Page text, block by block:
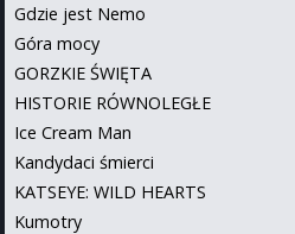
Gdzie jest Nemo
Góra mocy
GORZKIE ŚWIĘTA
HISTORIE RÓWNOLEGŁE
Ice Cream Man
Kandydaci śmierci
KATSEYE: WILD HEARTS
Kumotry